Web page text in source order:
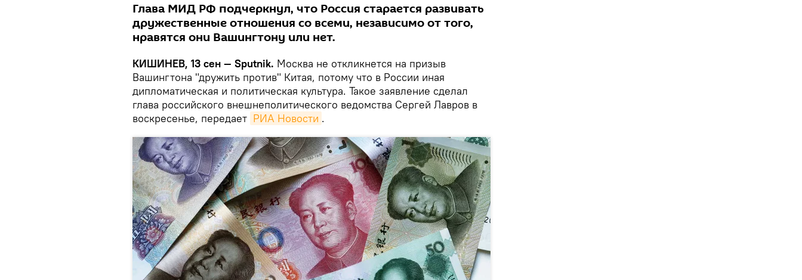
Глава МИД РФ подчеркнул, что Россия старается развивать
дружественные отношения со всеми, независимо от того,
нравятся они Вашингтону или нет.
КИШИНЕВ, 13 сен — Sputnik. Москва не откликнется на призыв
Вашингтона "дружить против" Китая, потому что в России иная
дипломатическая и политическая культура. Такое заявление сделал
глава российского внешнеполитического ведомства Сергей Лавров в
воскресенье, передает РИА Новости .